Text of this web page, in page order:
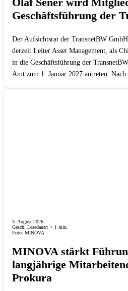
Geschäftsführung der
Der Aufsichtsrat der TransnetBW
derzeit Leiter Asset Management, als
in die Geschäftsführung der
Amt zum 1. Januar 2027 antreten.
3. August 2026
Gesch. Lesedauer: < 1 min.
Foto: MINOVA
MINOVA stärkt
langjährige
Prokura